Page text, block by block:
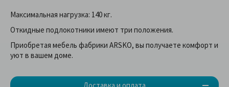
Максимальная нагрузка: 140 кг.
Откидные подлокотники имеют три положения.
Приобретая мебель фабрики ARSKO, вы получаете комфорт и
уют в вашем доме.